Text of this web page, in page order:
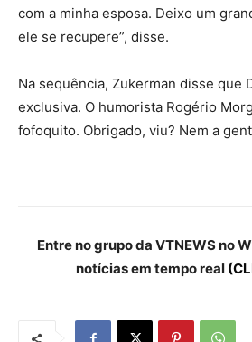
com a minha esposa. Deixo um
ele se recupere”, disse.
Na sequência, Zukerman disse que
exclusiva. O humorista Rogério
fofoquito. Obrigado, viu? Nem a
Entre no grupo da VTNEWS no
notícias em tempo real